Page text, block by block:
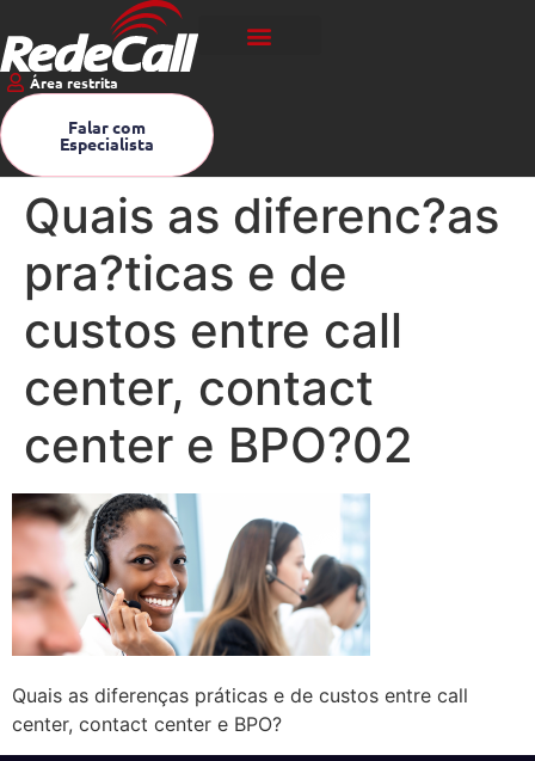
Área restrita
Falar com
Especialista
Quais as diferenc?as
pra?ticas e de
custos entre call
center, contact
center e BPO?02
Quais as diferenças práticas e de custos entre call
center, contact center e BPO?